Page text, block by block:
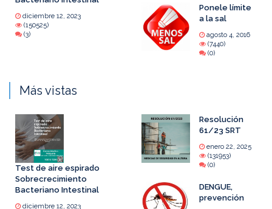
diciembre 12, 2023
(150525)
(3)
Ponele límite
a la sal
agosto 4, 2016
(7440)
(0)
Más vistas
Test de aire espirado
Sobrecrecimiento
Bacteriano Intestinal
diciembre 12, 2023
Resolución
61/23 SRT
enero 22, 2025
(131953)
(0)
DENGUE,
prevención